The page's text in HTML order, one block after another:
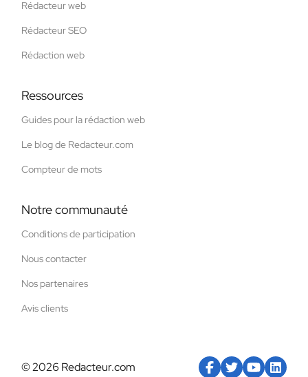
Rédacteur web
Rédacteur SEO
Rédaction web
Ressources
Guides pour la rédaction web
Le blog de Redacteur.com
Compteur de mots
Notre communauté
Conditions de participation
Nous contacter
Nos partenaires
Avis clients
© 2026 Redacteur.com